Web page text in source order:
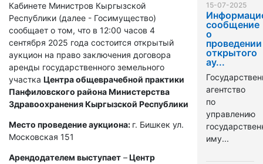
Кабинете Министров Кыргызской
Республики (далее - Госимущество)
сообщает о том, что в 12:00 часов 4
сентября 2025 года состоится открытый
аукцион на право заключения договора
аренды государственного земельного
участка Центра общеврачебной практики
Панфиловского района Министерства
Здравоохранения Кыргызской Республики
Место проведение аукциона: г. Бишкек ул.
Московская 151
Арендодателем выступает –Центр
15-07-2025
сообщение
о
проведении
открытого
ау...
агентство
по
управлению
иму...